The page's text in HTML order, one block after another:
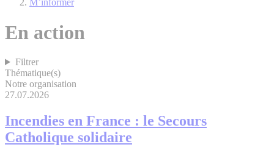
M’informer
En action
Filtrer
Thématique(s)
Notre organisation
27.07.2026
Incendies en France : le Secours
Catholique solidaire